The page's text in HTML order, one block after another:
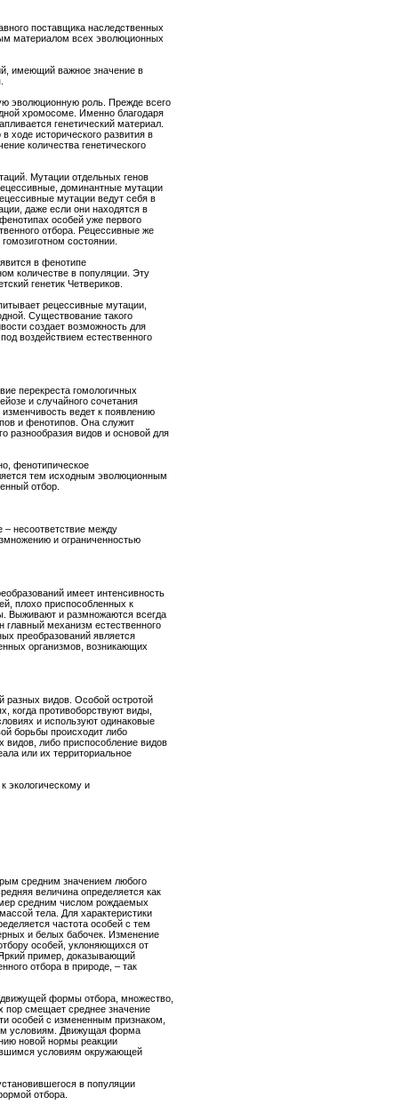
поставщика наследственных
материалом всех эволюционных
имеющий важное значение в
эволюционную роль. Прежде всего
хромосоме. Именно благодаря
генетический материал.
ходе исторического развития в
количества генетического
Мутации отдельных генов
доминантные мутации
мутации ведут себя в
даже если они находятся в
особей уже первого
отбора. Рецессивные же
состоянии.
в фенотипе
количестве в популяции. Эту
генетик Четвериков.
рецессивные мутации,
Существование такого
создает возможность для
воздействием естественного
перекреста гомологичных
и случайного сочетания
ведет к появлению
и фенотипов. Она служит
разнообразия видов и основой для
фенотипическое
тем исходным эволюционным
отбор.
– несоответствие между
и ограниченностью
имеет интенсивность
плохо приспособленных к
и размножаются всегда
механизм естественного
преобразований является
организмов, возникающих
разных видов. Особой остротой
когда противоборствуют виды,
и используют одинаковые
борьбы происходит либо
видов, либо приспособление видов
или их территориальное
экологическому и
средним значением любого
величина определяется как
средним числом рождаемых
тела. Для характеристики
частота особей с тем
и белых бабочек. Изменение
особей, уклоняющихся от
пример, доказывающий
отбора в природе, – так
формы отбора, множество,
пор смещает среднее значение
особей с измененным признаком,
условиям. Движущая форма
новой нормы реакции
условиям окружающей
в популяции
отбора.